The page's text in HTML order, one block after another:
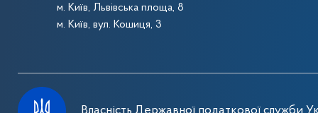
м. Київ, Львівська площа, 8
м. Київ, вул. Кошиця, 3
Власність Державної податкової служби